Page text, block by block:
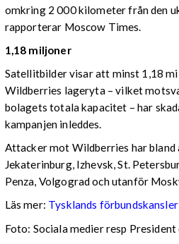
omkring 2 000 kilometer från den
rapporterar Moscow Times.
1,18 miljoner
Satellitbilder visar att minst 1,18
Wildberries lageryta – vilket
bolagets totala kapacitet – har
kampanjen inleddes.
Attacker mot Wildberries har
Jekaterinburg, Izhevsk, St.
Penza, Volgograd och utanför
Läs mer: Tysklands
Foto: Sociala medier resp